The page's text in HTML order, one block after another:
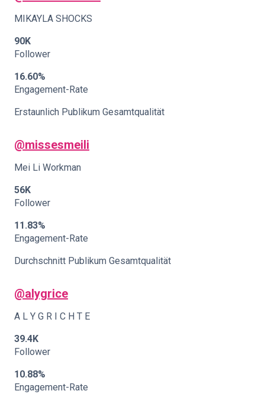
MIKAYLA SHOCKS
90K
Follower
16.60%
Engagement-Rate
Erstaunlich Publikum Gesamtqualität
@missesmeili
Mei Li Workman
56K
Follower
11.83%
Engagement-Rate
Durchschnitt Publikum Gesamtqualität
@alygrice
A L Y G R I C H T E
39.4K
Follower
10.88%
Engagement-Rate